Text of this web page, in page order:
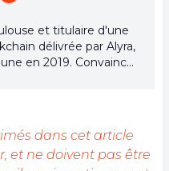
et titulaire d'une
délivrée par Alyra,
en 2019. Convaincu
d'informer le grand
constante évolution.
à chacun de mieux
saisir les
dans cet article
et ne doivent pas être